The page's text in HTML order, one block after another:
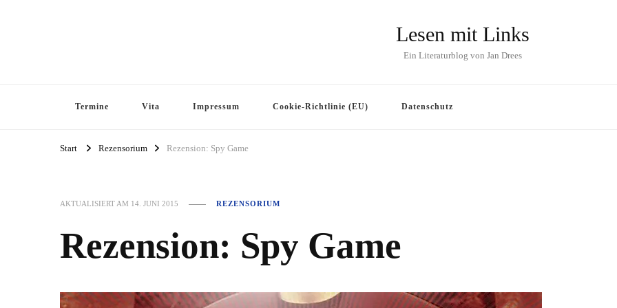
Lesen mit Links
Ein Literaturblog von Jan Drees
Termine Vita Impressum Cookie-Richtlinie (EU) Datenschutz
Start Rezensorium Rezension: Spy Game
AKTUALISIERT AM 14. JUNI 2015 REZENSORIUM
Rezension: Spy Game